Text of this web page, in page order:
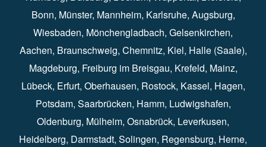
Bonn⁠⁠, Münster⁠⁠, Mannheim⁠, Karlsruhe⁠, Augsburg⁠,
Wiesbaden⁠⁠, Mönchengladbach⁠, Gelsenkirchen⁠⁠,
Aachen⁠⁠, Braunschweig⁠, Chemnitz⁠⁠, Kiel⁠, Halle (Saale)⁠⁠,
Magdeburg⁠, Freiburg im Breisgau⁠⁠, Krefeld⁠⁠, Mainz⁠⁠,
Lübeck⁠, Erfurt⁠, Oberhausen⁠⁠, Rostock⁠⁠, Kassel⁠⁠, Hagen⁠,
Potsdam⁠, Saarbrücken⁠⁠, Hamm⁠, Ludwigshafen⁠,
Oldenburg⁠, Mülheim⁠, Osnabrück⁠⁠, Leverkusen⁠,
Heidelberg⁠, Darmstadt⁠⁠, Solingen⁠, Regensburg⁠, Herne⁠⁠,